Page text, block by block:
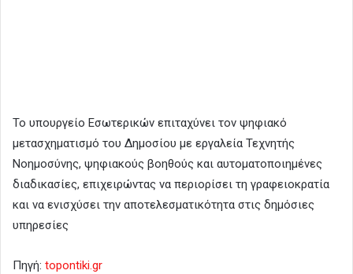
Το υπουργείο Εσωτερικών επιταχύνει τον ψηφιακό
μετασχηματισμό του Δημοσίου με εργαλεία Τεχνητής
Νοημοσύνης, ψηφιακούς βοηθούς και αυτοματοποιημένες
διαδικασίες, επιχειρώντας να περιορίσει τη γραφειοκρατία
και να ενισχύσει την αποτελεσματικότητα στις δημόσιες
υπηρεσίες
Πηγή: topontiki.gr